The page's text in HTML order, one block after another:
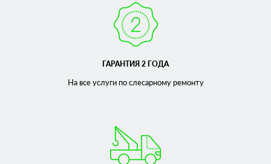
ГАРАНТИЯ 2 ГОДА
На все услуги по слесарномуремонту